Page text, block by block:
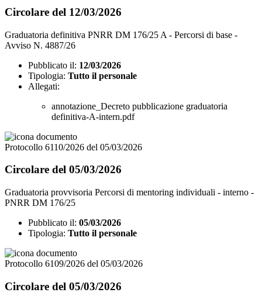
Circolare del 12/03/2026
Graduatoria definitiva PNRR DM 176/25 A - Percorsi di base -
Avviso N. 4887/26
Pubblicato il: 12/03/2026
Tipologia: Tutto il personale
Allegati:
annotazione_Decreto pubblicazione graduatoria
definitiva-A-intern.pdf
Protocollo 6110/2026 del 05/03/2026
Circolare del 05/03/2026
Graduatoria provvisoria Percorsi di mentoring individuali - interno -
PNRR DM 176/25
Pubblicato il: 05/03/2026
Tipologia: Tutto il personale
Protocollo 6109/2026 del 05/03/2026
Circolare del 05/03/2026